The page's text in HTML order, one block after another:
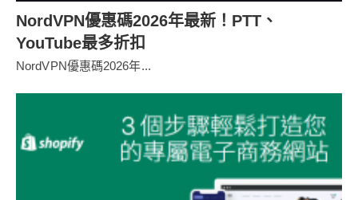
NordVPN優惠碼2026年最新！PTT、
YouTube最多折扣
NordVPN優惠碼2026年...